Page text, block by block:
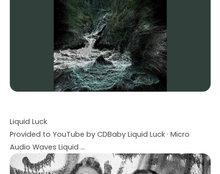
Liquid Luck
Provided to YouTube by CDBaby Liquid Luck · Micro
Audio Waves Liquid ...